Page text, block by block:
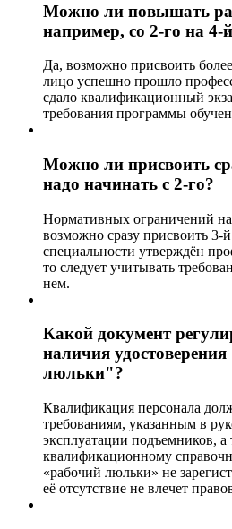
Можно ли повышать
например, со 2-го на 4-
Да, возможно присвоить
лицо успешно прошло
сдало квалификационный
требования программы
Можно ли присвоить
надо начинать с 2-го?
Нормативных ограничений на
возможно сразу присвоить 3-
специальности утверждён
то следует учитывать
нем.
Какой документ
наличия
люльки"?
Квалификация персонала
требованиям, указанным в
эксплуатации подъемников,
квалификационному
«рабочий люльки» не
её отсутствие не влечет